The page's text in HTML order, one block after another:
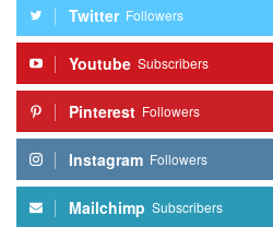
Twitter Followers
Youtube Subscribers
Pinterest Followers
Instagram Followers
Mailchimp Subscribers